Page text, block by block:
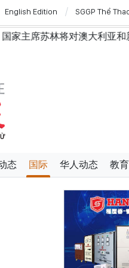
English Edition SGGP Thể
澳大利亚和新西兰进行国事
态 国际 华人动态 教育